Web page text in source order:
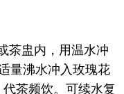
茶盅内，用温水冲
量沸水冲入玫瑰花
茶频饮。可续水复